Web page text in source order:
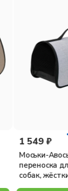
1 549 ₽
Моськи-
переноска для
собак, жёсткий
раскладная,